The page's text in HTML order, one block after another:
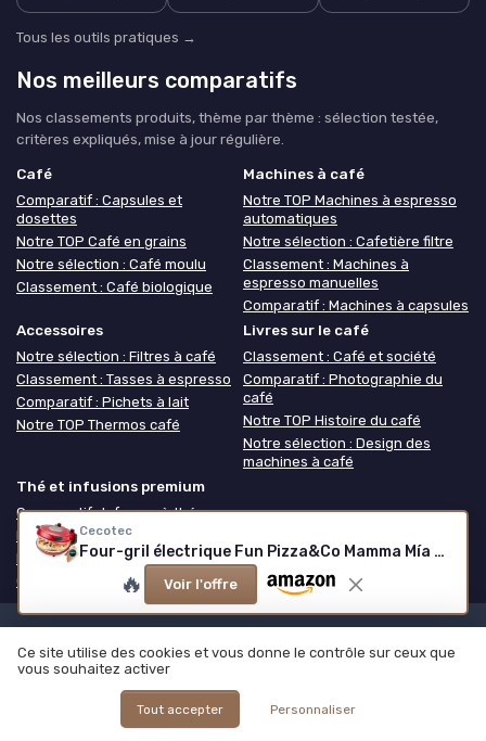
Cecotec
Four-gril électrique Fun Pizza&Co Mamma Mía Vista
🔥 Voir l'offre
Tous les outils pratiques →
Nos meilleurs comparatifs
Nos classements produits, thème par thème : sélection testée,
critères expliqués, mise à jour régulière.
Café
Comparatif : Capsules et
dosettes
Notre TOP Café en grains
Notre sélection : Café moulu
Classement : Café biologique
Machines à café
Notre TOP Machines à espresso
automatiques
Notre sélection : Cafetière filtre
Classement : Machines à
espresso manuelles
Comparatif : Machines à capsules
Accessoires
Notre sélection : Filtres à café
Classement : Tasses à espresso
Comparatif : Pichets à lait
Notre TOP Thermos café
Livres sur le café
Classement : Café et société
Comparatif : Photographie du
café
Notre TOP Histoire du café
Notre sélection : Design des
machines à café
Thé et infusions premium
Comparatif : Infuseur à thé
Notre TOP Thé grand cru
Notre sélection : Théière
Classement : Coffret thé
Enquête 2025 sur les cafés
Notre méthodologie
À propos de
© Café ou Café 2026
Ce site utilise des cookies et vous donne le contrôle sur ceux que
vous souhaitez activer
Tout accepter Personnaliser